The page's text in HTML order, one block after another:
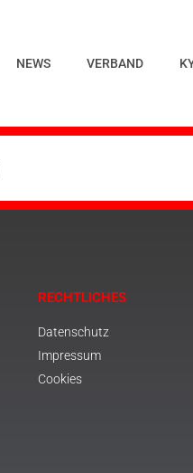
NEWS VERBAND
RECHTLICHES
Datenschutz
Impressum
Cookies